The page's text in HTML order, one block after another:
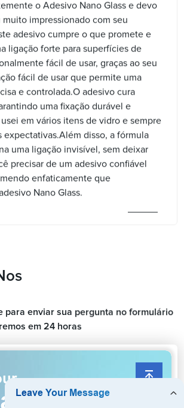
o Adesivo Nano Glass e devo
impressionado com seu
adesivo cumpre o que promete e
ligação forte para superfícies de
fácil de usar, graças ao seu
fácil de usar que permite uma
e controlada.O adesivo cura
uma fixação durável e
em vários itens de vidro e sempre
expectativas.Além disso, a fórmula
uma ligação invisível, sem deixar
precisar de um adesivo confiável
enfaticamente que
Nano Glass.
para enviar sua pergunta no formulário
em 24 horas